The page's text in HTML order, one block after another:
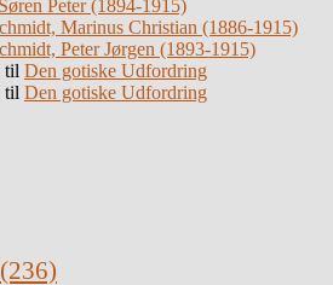
Peter (1894-1915)
Marinus Christian (1886-1915)
Peter Jørgen (1893-1915)
til Den gotiske Udfordring
til Den gotiske Udfordring
(236)